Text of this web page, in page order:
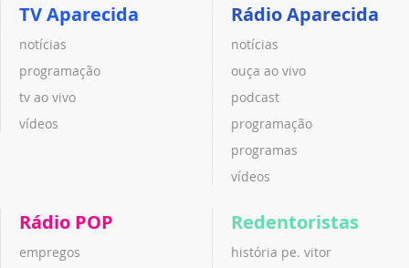
TV Aparecida
notícias
programação
tv ao vivo
vídeos
Rádio Aparecida
notícias
ouça ao vivo
podcast
programação
programas
vídeos
Rádio POP
empregos
Redentoristas
história pe. vitor